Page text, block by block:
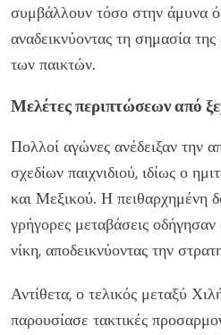
συμβάλλουν τόσο στην άμυνα
αναδεικνύοντας τη σημασία
των παικτών.
Μελέτες περιπτώσεων από
Πολλοί αγώνες ανέδειξαν την
σχεδίων παιχνιδιού, ιδίως ο
και Μεξικού. Η πειθαρχημένη
γρήγορες μεταβάσεις
νίκη, αποδεικνύοντας την
Αντίθετα, ο τελικός μεταξύ
παρουσίασε τακτικές